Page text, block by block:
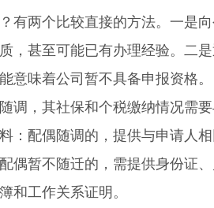
两个比较直接的方法。一是向
，甚至可能已有办理经验。二
意味着公司暂不具备申报资格。
，其社保和个税缴纳情况需要
配偶随调的，提供与申请人相
偶暂不随迁的，需提供身份证
和工作关系证明。